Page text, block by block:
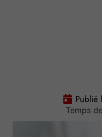
Publié
Temps